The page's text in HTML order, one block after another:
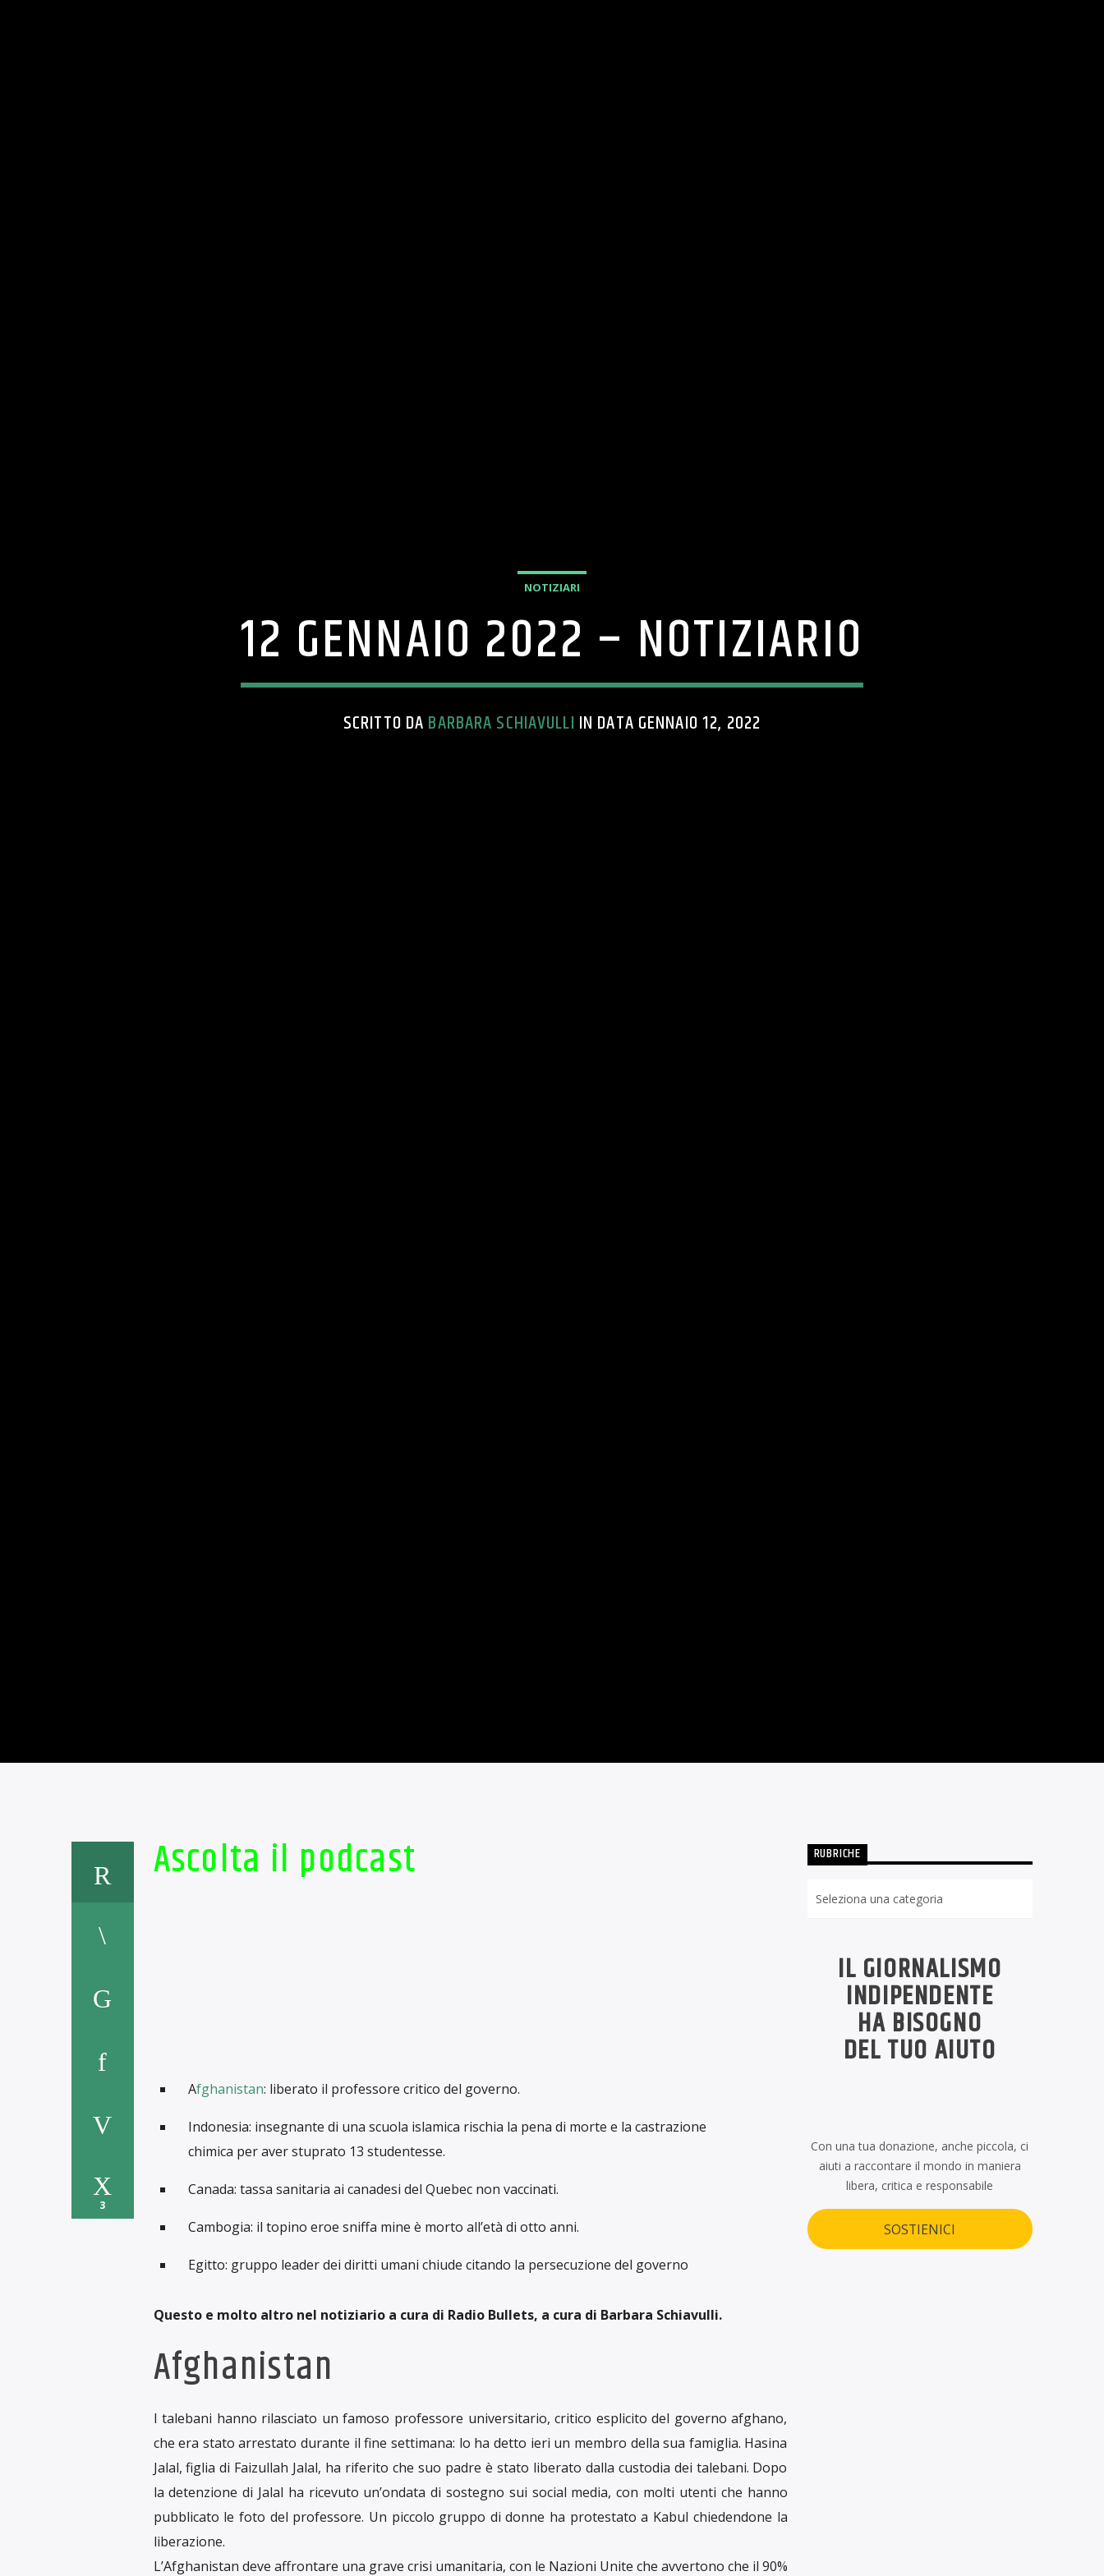
NOTIZIARI
12 GENNAIO 2022 – NOTIZIARIO
SCRITTO DA BARBARA SCHIAVULLI IN DATA GENNAIO 12, 2022
3
Ascolta il podcast
Afghanistan: liberato il professore critico del governo.
Indonesia: insegnante di una scuola islamica rischia la pena di morte e la castrazione
chimica per aver stuprato 13 studentesse.
Canada: tassa sanitaria ai canadesi del Quebec non vaccinati.
Cambogia: il topino eroe sniffa mine è morto all’età di otto anni.
Egitto: gruppo leader dei diritti umani chiude citando la persecuzione del governo
Questo e molto altro nel notiziario a cura di Radio Bullets, a cura di Barbara Schiavulli.
Afghanistan
I talebani hanno rilasciato un famoso professore universitario, critico esplicito del governo afghano,
che era stato arrestato durante il fine settimana: lo ha detto ieri un membro della sua famiglia. Hasina
Jalal, figlia di Faizullah Jalal, ha riferito che suo padre è stato liberato dalla custodia dei talebani. Dopo
la detenzione di Jalal ha ricevuto un’ondata di sostegno sui social media, con molti utenti che hanno
pubblicato le foto del professore. Un piccolo gruppo di donne ha protestato a Kabul chiedendone la
liberazione.
L’Afghanistan deve affrontare una grave crisi umanitaria, con le Nazioni Unite che avvertono che il 90%
RUBRICHE
IL GIORNALISMO
INDIPENDENTE
HA BISOGNO
DEL TUO AIUTO
Con una tua donazione, anche piccola, ci
aiuti a raccontare il mondo in maniera
libera, critica e responsabile
SOSTIENICI